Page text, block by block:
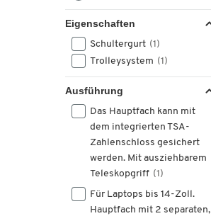
Eigenschaften
Schultergurt (1)
Trolleysystem (1)
Ausführung
Das Hauptfach kann mit
dem integrierten TSA-
Zahlenschloss gesichert
werden. Mit ausziehbarem
Teleskopgriff (1)
Für Laptops bis 14-Zoll.
Hauptfach mit 2 separaten,